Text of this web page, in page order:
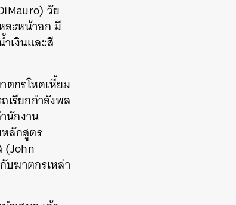
วัย
ละหน้าอก มี
เงินและสี
ตกรโหดเหี้ยม
รียกกำลังพล
นักงาน
ลักสูตร
(John
บฆาตกรเหล่า